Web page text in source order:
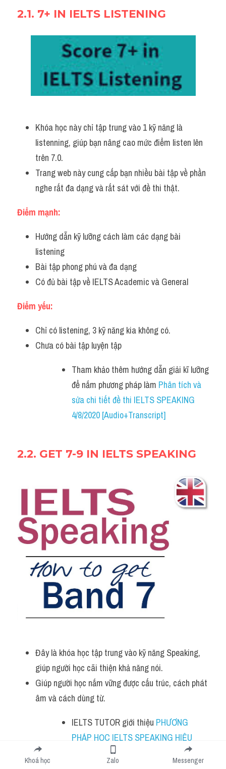
2.1. 7+ IN IELTS LISTENING
Khóa học này chỉ tập trung vào 1 kỹ năng là
listenning, giúp bạn nâng cao mức điểm listen lên
trên 7.0.
Trang web này cung cấp bạn nhiều bài tập về phần
nghe rất đa dạng và rất sát với đề thi thật.
Điểm mạnh:
Hướng dẫn kỹ lưỡng cách làm các dạng bài
listening
Bài tập phong phú và đa dạng
Có đủ bài tập về IELTS Academic và General
Điểm yếu:
Chỉ có listening, 3 kỹ năng kia không có.
Chưa có bài tập luyện tập
Tham khảo thêm hướng dẫn giải kĩ lưỡng
để nắm phương pháp làm Phân tích và
sửa chi tiết đề thi IELTS SPEAKING
4/8/2020 [Audio+Transcript]
2.2. GET 7-9 IN IELTS SPEAKING
Đây là khóa học tập trung vào kỹ năng Speaking,
giúp người học cãi thiện khả năng nói.
Giúp người học nắm vững được cấu trúc, cách phát
âm và cách dùng từ.
IELTS TUTOR giới thiệu PHƯƠNG
PHÁP HỌC IELTS SPEAKING HIỆU
Khoá học Zalo Messenger